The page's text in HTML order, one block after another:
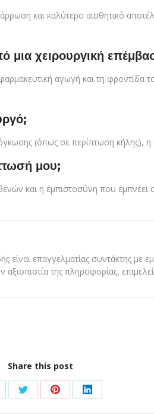
και καλύτερο αισθητικό
μια χειρουργική
αγωγή και τη φροντίδα
(όπως σε περίπτωση κήλης),
μου;
και η εμπιστοσύνη που εμπνέει ο
επαγγελματίας συντάκτης με
της πληροφορίας,
Share this post